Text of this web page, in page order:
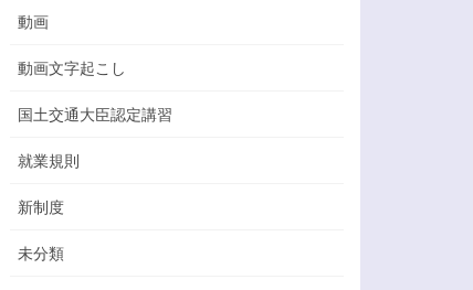
動画
動画文字起こし
国土交通大臣認定講習
就業規則
新制度
未分類